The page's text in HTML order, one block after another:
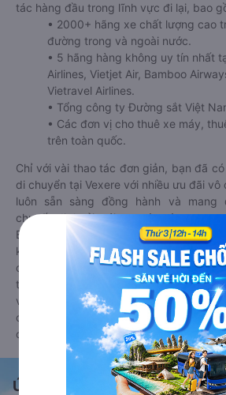
tác hàng đầu trong lĩnh vực đi lại, bao
• 2000+ hãng xe chất lượng cao
đường trong và ngoài nước.
• 5 hãng hàng không uy tín nhất
Airlines, Vietjet Air, Bamboo
Vietravel Airlines.
• Tổng công ty Đường sắt Việt
• Các đơn vị cho thuê xe máy,
trên toàn quốc.
Chỉ với vài thao tác đơn giản, bạn đã
di chuyển tại Vexere với nhiều ưu đãi vô
luôn sẵn sàng đồng hành và mang
chuyến đi thoải mái, an toàn và trọn vẹn
Bên cạnh đó, bạn có thể tham khảo
khác tại
Goyolo.com cho chuyến đi sắp
đặt vé cho phép người dùng so sánh
thời gian di chuyển của nhiều phương
và tàu hoả. Hệ thống của Goyolo
các hãng máy bay, xe khách và tàu
cho bạn di chuyển.
Ứng dụng đặt vé Xe khách,